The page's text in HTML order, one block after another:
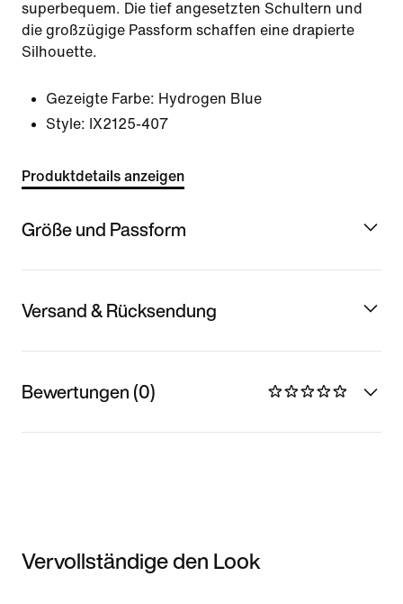
superbequem. Die tief angesetzten Schultern und
die großzügige Passform schaffen eine drapierte
Silhouette.
Gezeigte Farbe: Hydrogen Blue
Style: IX2125-407
Produktdetails anzeigen
Größe und Passform
Versand & Rücksendung
Bewertungen (0)
Vervollständige den Look